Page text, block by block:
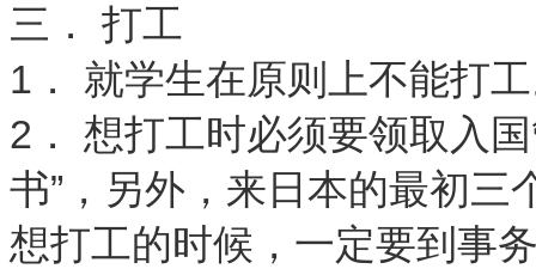
三． 打工
1． 就学生在原则上不能打
2． 想打工时必须要领取入
书”，另外，来日本的最初
想打工的时候，一定要到事